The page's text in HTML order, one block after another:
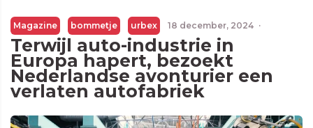
Magazine bommetje urbex 18 december, 2024 ·
Terwijl auto-industrie in
Europa hapert, bezoekt
Nederlandse avonturier een
verlaten autofabriek